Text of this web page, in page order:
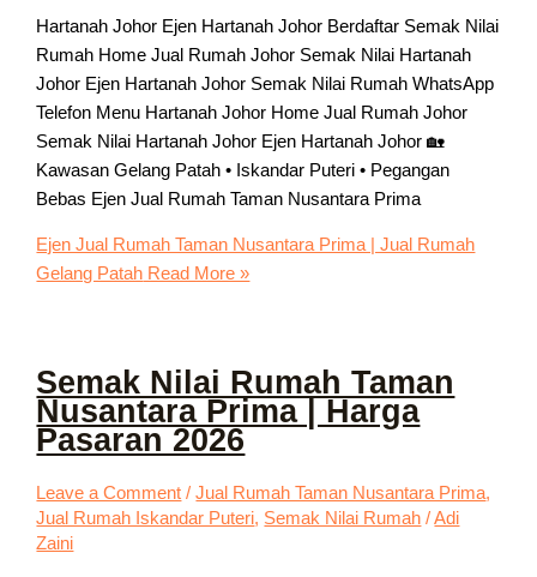
Hartanah Johor Ejen Hartanah Johor Berdaftar Semak Nilai
Rumah Home Jual Rumah Johor Semak Nilai Hartanah
Johor Ejen Hartanah Johor Semak Nilai Rumah WhatsApp
Telefon Menu Hartanah Johor Home Jual Rumah Johor
Semak Nilai Hartanah Johor Ejen Hartanah Johor 🏡
Kawasan Gelang Patah • Iskandar Puteri • Pegangan
Bebas Ejen Jual Rumah Taman Nusantara Prima
Ejen Jual Rumah Taman Nusantara Prima | Jual Rumah
Gelang Patah Read More »
Semak Nilai Rumah Taman
Nusantara Prima | Harga
Pasaran 2026
Leave a Comment /Jual Rumah Taman Nusantara Prima,
Jual Rumah Iskandar Puteri, Semak Nilai Rumah /Adi
Zaini